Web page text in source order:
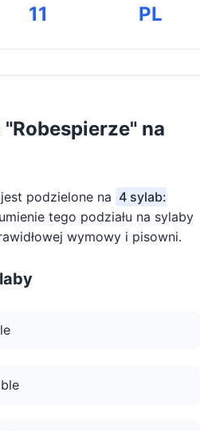
11 PL
na
jest podzielone na 4 sylab:
tego podziału na sylaby
wymowy i pisowni.